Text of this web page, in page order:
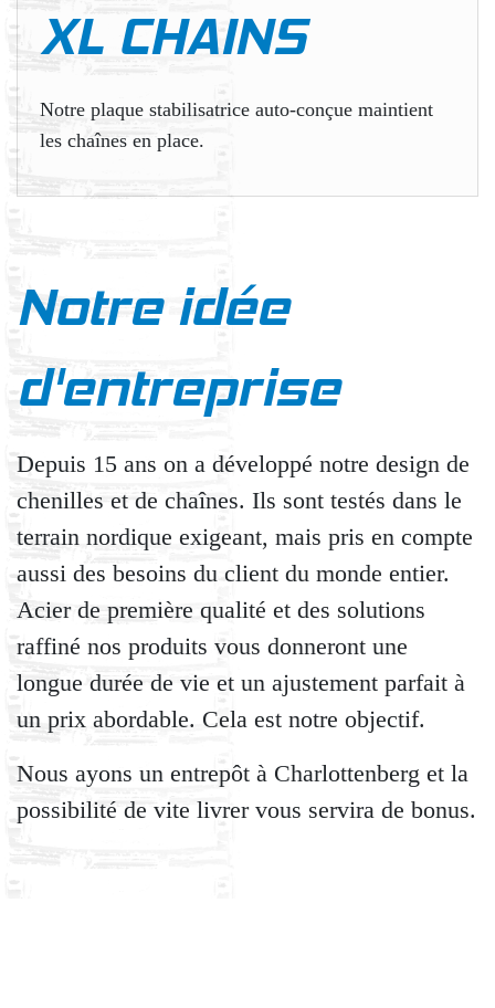
XL CHAINS
Notre plaque stabilisatrice auto-conçue maintient
les chaînes en place.
Notre idée
d'entreprise
Depuis 15 ans on a développé notre design de
chenilles et de chaînes. Ils sont testés dans le
terrain nordique exigeant, mais pris en compte
aussi des besoins du client du monde entier.
Acier de première qualité et des solutions
raffiné nos produits vous donneront une
longue durée de vie et un ajustement parfait à
un prix abordable. Cela est notre objectif.
Nous ayons un entrepôt à Charlottenberg et la
possibilité de vite livrer vous servira de bonus.